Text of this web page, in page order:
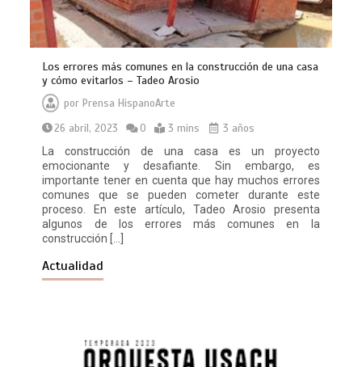
Los errores más comunes en la construcción de una casa
y cómo evitarlos – Tadeo Arosio
porPrensa HispanoArte
26 abril, 2023
0 3 mins
3 años
La construcción de una casa es un proyecto
emocionante y desafiante. Sin embargo, es
importante tener en cuenta que hay muchos errores
comunes que se pueden cometer durante este
proceso. En este artículo, Tadeo Arosio presenta
algunos de los errores más comunes en la
construcción […]
Actualidad